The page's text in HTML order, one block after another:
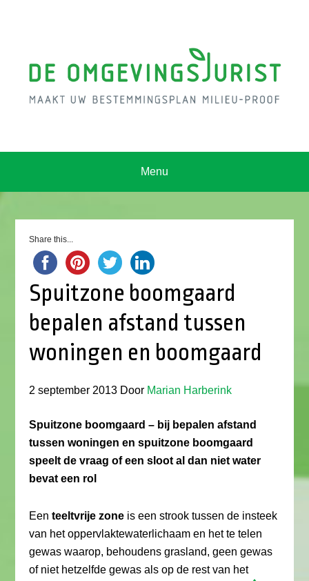
Menu
Share this...
Spuitzone boomgaard
bepalen afstand tussen
woningen en boomgaard
2 september 2013 Door Marian Harberink
Spuitzone boomgaard – bij bepalen afstand
tussen woningen en spuitzone boomgaard
speelt de vraag of een sloot al dan niet water
bevat een rol
Eenteeltvrije zone is een strook tussen de insteek
van het oppervlaktewaterlichaam en het te telen
gewas waarop, behoudens grasland, geen gewas
of niet hetzelfde gewas als op de rest van het